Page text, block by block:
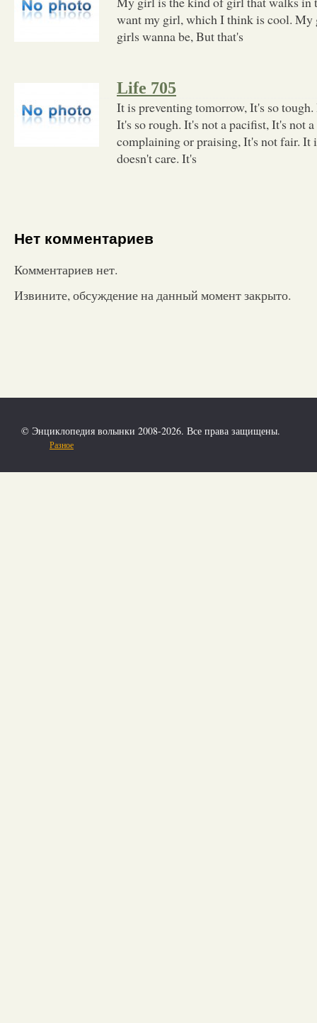
want my girl, which I think is cool. My
girls wanna be, But that's
Life 705
It is preventing tomorrow, It's so
It's so rough. It's not a pacifist, It's not
complaining or praising, It's not fair. It
doesn't care. It's
Нет комментариев
Комментариев нет.
Извините, обсуждение на данный момент закрыто.
© Энциклопедия волынки 2008-2026. Все права защищены.
Разное